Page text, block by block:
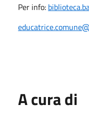
Per info:
A cura di